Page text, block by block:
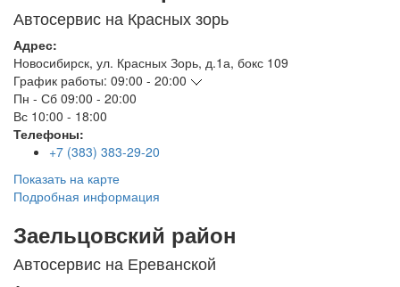
Автосервис на Красных зорь
Адрес:
Новосибирск, ул. Красных Зорь, д.1а, бокс 109
График работы: 09:00 - 20:00
Пн - Сб 09:00 - 20:00
Вс 10:00 - 18:00
Телефоны:
+7 (383) 383-29-20
Показать на карте
Подробная информация
Заельцовский район
Автосервис на Ереванской